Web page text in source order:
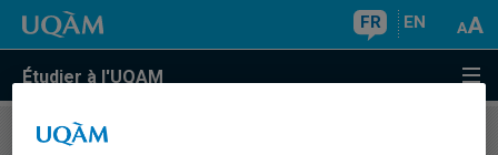
FR EN
Étudier à l'UQAM
COURS//